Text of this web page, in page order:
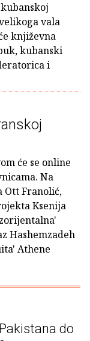
vala
književna
kubanski
i
će se online
Na
Franolić,
Ksenija
Hashemzadeh
Athene
do